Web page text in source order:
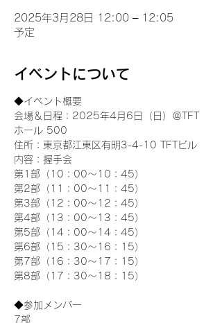
2025年3月28日 12:00 – 12:05
予定
イベントについて
◆イベント概要
会場＆日程：2025年4月6日（日）＠TFT
ホール 500
住所：東京都江東区有明3-4-10 TFTビル
内容：握手会
第1部（10：00～10：45）
第2部（11：00～11：45）
第3部（12：00～12：45）
第4部（13：00～13：45）
第5部（14：00～14：45）
第6部（15：30～16：15）
第7部（16：30～17：15）
第8部（17：30～18：15）
◆参加メンバー
7部